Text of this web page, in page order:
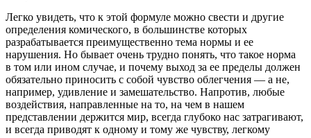
Легко увидеть, что к этой формуле можно свести и другие
определения комического, в большинстве которых
разрабатывается преимущественно тема нормы и ее
нарушения. Но бывает очень трудно понять, что такое норма
в том или ином случае, и почему выход за ее пределы должен
обязательно приносить с собой чувство облегчения — а не,
например, удивление и замешательство. Напротив, любые
воздействия, направленные на то, на чем в нашем
представлении держится мир, всегда глубоко нас затрагивают,
и всегда приводят к одному и тому же чувству, легкому